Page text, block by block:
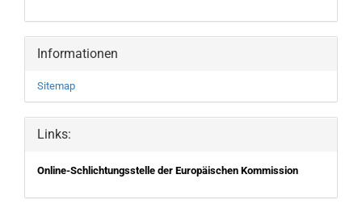
Informationen
Sitemap
Links:
Online-Schlichtungsstelle der Europäischen Kommission